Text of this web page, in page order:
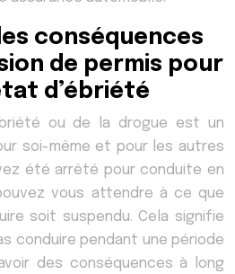
conséquences
de permis pour
d’ébriété
ou de la drogue est un
soi-même et pour les autres
été arrêté pour conduite en
vous attendre à ce que
soit suspendu. Cela signifie
conduire pendant une période
des conséquences à long